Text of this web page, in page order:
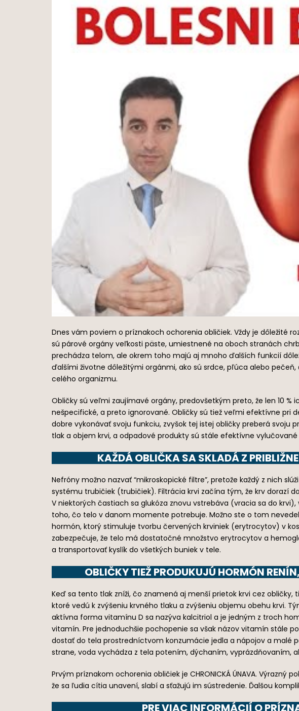
Dnes vám poviem o príznakoch ochorenia obličiek. Vždy je dôležité
sú párové orgány veľkosti päste, umiestnené na oboch stranách
prechádza telom, ale okrem toho majú aj mnoho ďalších funkcií
ďalšími životne dôležitými orgánmi, ako sú srdce, pľúca alebo
celého organizmu.
Obličky sú veľmi zaujímavé orgány, predovšetkým preto, že len 10
nešpecifické, a preto ignorované. Obličky sú tiež veľmi efektívne pri
dobre vykonávať svoju funkciu, zvyšok tej istej obličky preberá
tlak a objem krvi, a odpadové produkty sú stále efektívne
KAŽDÁ OBLIČKA SA SKLADÁ Z
Nefróny možno nazvať “mikroskopické filtre”, pretože každý z nich
systému trubičiek (trubičiek). Filtrácia krvi začína tým, že krv dorazí
V niektorých častiach sa glukóza znovu vstrebáva (vracia sa do
toho, čo telo v danom momente potrebuje. Možno ste o tom
hormón, ktorý stimuluje tvorbu červených krviniek (erytrocytov) v
zabezpečuje, že telo má dostatočné množstvo erytrocytov a
a transportovať kyslík do všetkých buniek v tele.
OBLIČKY TIEŽ PRODUKUJÚ HORMÓN
Keď sa tento tlak zníži, čo znamená aj menší prietok krvi cez
ktoré vedú k zvýšeniu krvného tlaku a zvýšeniu objemu obehu krvi.
aktívna forma vitamínu D sa nazýva kalcitriol a je jedným z troch
vitamín. Pre jednoduchšie pochopenie sa však názov vitamín stále
dostať do tela prostredníctvom konzumácie jedla a nápojov a malé
strane, voda vychádza z tela potením, dýchaním, vyprázdňovaním,
Prvým príznakom ochorenia obličiek je CHRONICKÁ ÚNAVA.
že sa ľudia cítia unavení, slabí a sťažujú im sústredenie. Ďalšou
PRE VIAC INFORMÁCIÍ O